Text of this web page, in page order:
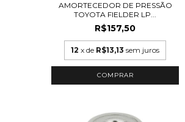
AMORTECEDOR DE PRESSÃO
TOYOTA FIELDER LP...
R$157,50
12 x de R$13,13 sem juros